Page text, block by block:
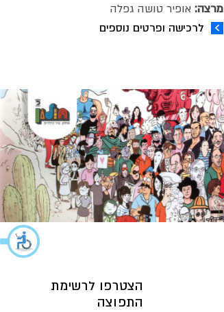
מרצה: אופיר טושה גפלה
לרכישה ופרטים נוספים
הצטרפו לרשימת
התפוצה